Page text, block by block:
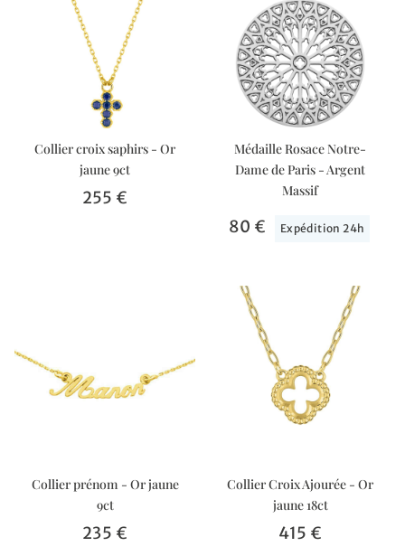
Collier croix saphirs - Or
jaune 9ct
255 €
Médaille Rosace Notre-
Dame de Paris - Argent
Massif
80 € Expédition 24h
Collier prénom - Or jaune
9ct
235 €
Collier Croix Ajourée - Or
jaune 18ct
415 €